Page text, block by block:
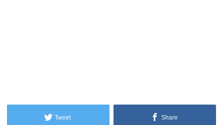
Tweet Share